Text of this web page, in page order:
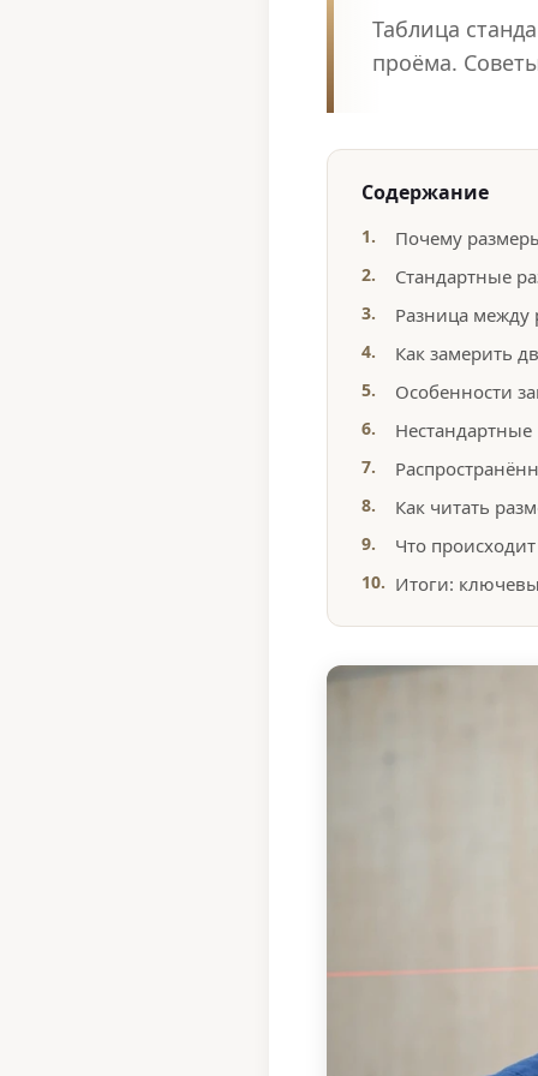
Таблица
проёма.
Содержание
Почему
Стандартные
Разница между
Как замерить
Особенности
Как читать
Что
Итоги: